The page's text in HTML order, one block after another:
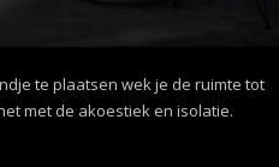
te plaatsen wek je de ruimte tot
met de akoestiek en isolatie.